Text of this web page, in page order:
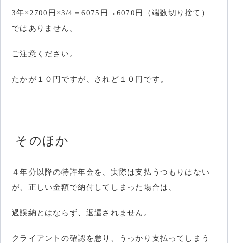
3年×2700円×3/4＝6075円→6070円（端数切り捨て）
ではありません。
ご注意ください。
たかが１０円ですが、されど１０円です。
そのほか
４年分以降の特許年金を、実際は支払うつもりはない
が、正しい金額で納付してしまった場合は、
過誤納とはならず、返還されません。
クライアントの確認を怠り、うっかり支払ってしまう